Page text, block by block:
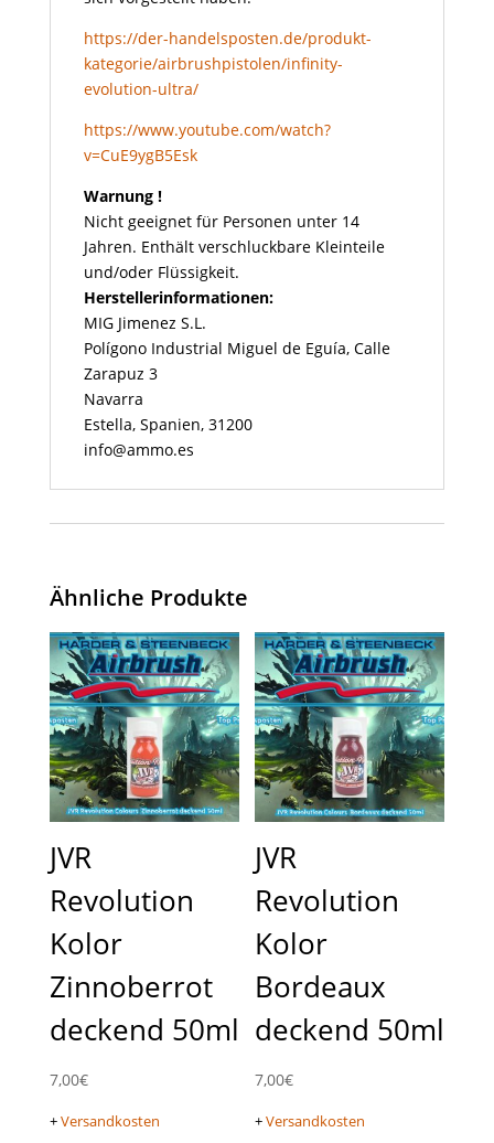
https://der-handelsposten.de/produkt-
kategorie/airbrushpistolen/infinity-
evolution-ultra/
https://www.youtube.com/watch?
v=CuE9ygB5Esk
Warnung !
Nicht geeignet für Personen unter 14
Jahren. Enthält verschluckbare Kleinteile
und/oder Flüssigkeit.
Herstellerinformationen:
MIG Jimenez S.L.
Polígono Industrial Miguel de Eguía, Calle
Zarapuz 3
Navarra
Estella, Spanien, 31200
info@ammo.es
Ähnliche Produkte
JVR
Revolution
Kolor
Zinnoberrot
deckend 50ml
7,00€
+Versandkosten
JVR
Revolution
Kolor
Bordeaux
deckend 50ml
7,00€
+Versandkosten